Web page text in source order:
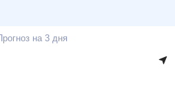
Прогноз на 3 дня